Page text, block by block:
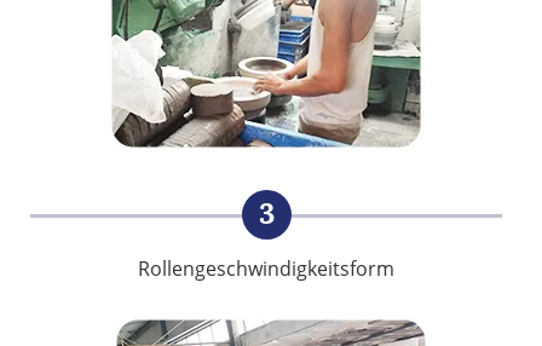
3
Rollengeschwindigkeitsform